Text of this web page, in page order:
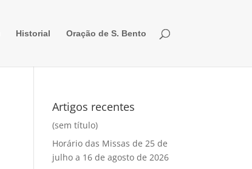
Historial Oração de S. Bento
Artigos recentes
(sem título)
Horário das Missas de 25 de
julho a 16 de agosto de 2026